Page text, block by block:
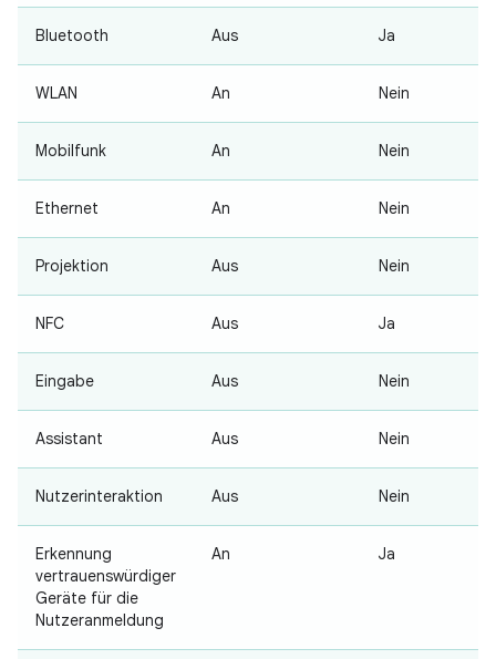
Bluetooth Aus Ja
WLAN An Nein
Mobilfunk An Nein
Ethernet An Nein
Projektion Aus Nein
NFC Aus Ja
Eingabe Aus Nein
Assistant Aus Nein
Nutzerinteraktion Aus Nein
Erkennung
vertrauenswürdiger
Geräte für die
Nutzeranmeldung
An Ja